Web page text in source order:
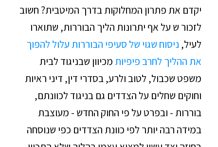
יקדם את פתרון המחלוקות בדרך המיטבית? חשוב
לזכור ש על אף יתרונות הליך הבוררות, שתוארו
לעיל, ניסוח שגוי של סעיפי הבוררות עלול להפוך
את ההליך לחרב פיפיותמכיוון שבניגוד לבית
משפט שכבול, לטוב ולרע, בסדרי דין, דיני ראיות
וחוקים שחלים על הצדדים גם בניגוד לכוונתם,
בוררות - ובפרט על פי החוק החדש - מעוצבת
במידה רבה יותר לפי כוונת הצדדים כפי שנוסחה